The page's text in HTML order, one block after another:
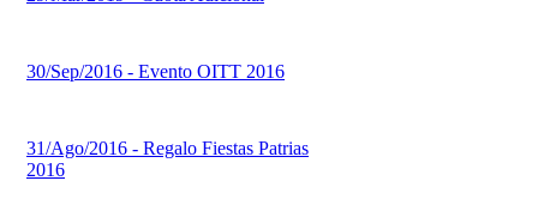
30/Sep/2016 - Evento OITT 2016
31/Ago/2016 - Regalo Fiestas Patrias
2016